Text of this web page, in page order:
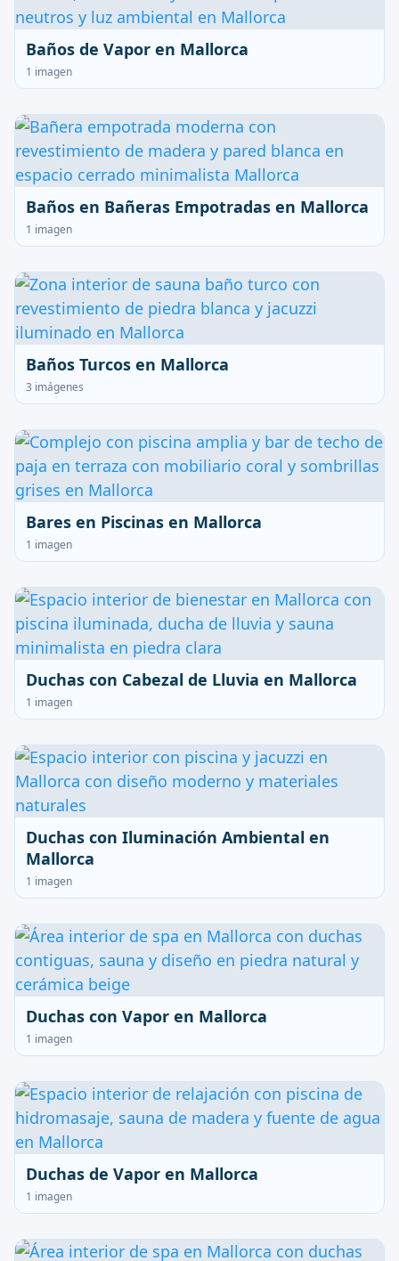
Baños de Vapor en Mallorca
1 imagen
Baños en Bañeras Empotradas en Mallorca
1 imagen
Baños Turcos en Mallorca
3 imágenes
Bares en Piscinas en Mallorca
1 imagen
Duchas con Cabezal de Lluvia en Mallorca
1 imagen
Duchas con Iluminación Ambiental en
Mallorca
1 imagen
Duchas con Vapor en Mallorca
1 imagen
Duchas de Vapor en Mallorca
1 imagen